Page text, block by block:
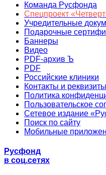
Команда Русфонда
Спецпроект
Учредительные
Подарочные
Баннеры
Видео
PDF-архив Ъ
PDF
Российские клиники
Контакты и реквизиты
Политика
Пользовательское
Сетевое издание
Поиск по сайту
Мобильные
Русфонд
в соц.сетях